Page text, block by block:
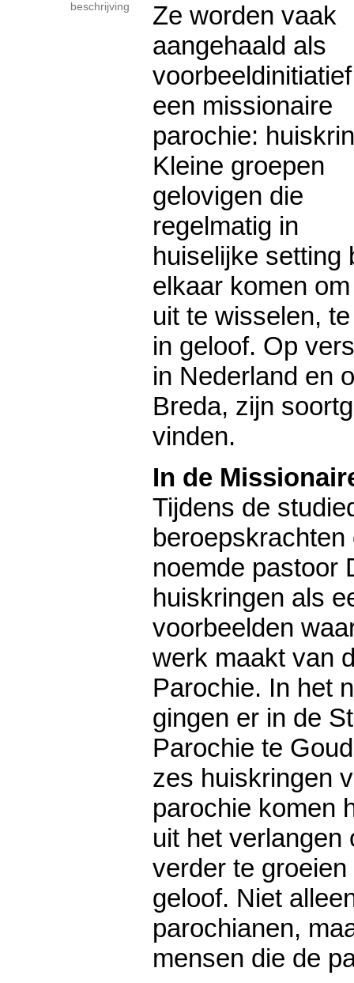
beschrijving
Ze worden vaak
aangehaald als
een missionaire
parochie:
Kleine groepen
gelovigen die
regelmatig in
huiselijke setting
elkaar komen
uit te wisselen,
in geloof. Op
in Nederland en
Breda, zijn
vinden.
In de
Tijdens de
noemde pastoor
huiskringen als
voorbeelden
werk maakt van
Parochie. In het
gingen er in de
Parochie te
zes huiskringen
parochie komen
uit het verlangen
verder te
geloof. Niet
parochianen,
mensen die de